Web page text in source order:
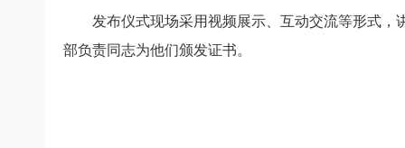
发布仪式现场采用视频展示、互动交流等形式，
部负责同志为他们颁发证书。